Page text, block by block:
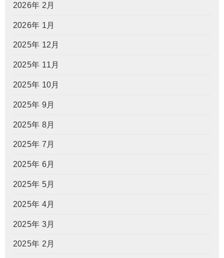
2026年 2月
2026年 1月
2025年 12月
2025年 11月
2025年 10月
2025年 9月
2025年 8月
2025年 7月
2025年 6月
2025年 5月
2025年 4月
2025年 3月
2025年 2月